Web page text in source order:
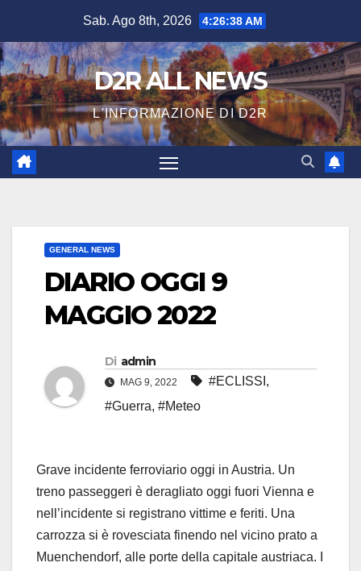
contenuto
Sab. Ago 8th, 2026 4:26:39 AM
D2R ALL NEWS
L'INFORMAZIONE DI D2R
GENERAL NEWS
DIARIO OGGI 9
MAGGIO 2022
Di admin
MAG 9, 2022 #ECLISSI ,
#Guerra, #Meteo
Grave incidente ferroviario oggi in Austria. Un
treno passeggeri è deragliato oggi fuori Vienna e
nell’incidente si registrano vittime e feriti. Una
carrozza si è rovesciata finendo nel vicino prato a
Muenchendorf, alle porte della capitale austriaca. I